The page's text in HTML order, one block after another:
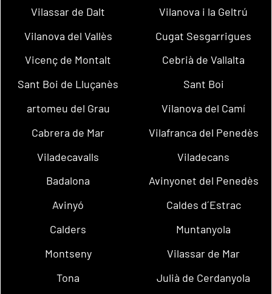
Vilassar de Dalt
Vilanova i la Geltrú
Vilanova del Vallès
Cugat Sesgarrigues
Vicenç de Montalt
Cebrià de Vallalta
Sant Boi de Lluçanès
Sant Boi
artomeu del Grau
Vilanova del Camí
Cabrera de Mar
Vilafranca del Penedès
Viladecavalls
Viladecans
Badalona
Avinyonet del Penedès
Avinyó
Caldes d´Estrac
Calders
Muntanyola
Montseny
Vilassar de Mar
Tona
Julià de Cerdanyola